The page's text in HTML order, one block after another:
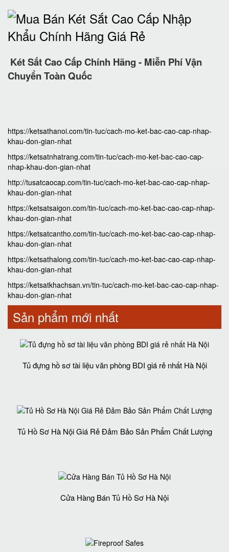
Két Sắt Cao Cấp Chính Hãng - Miễn Phí Vận
Chuyển Toàn Quốc
https://ketsathanoi.com/tin-tuc/cach-mo-ket-bac-cao-cap-nhap-
khau-don-gian-nhat
https://ketsatnhatrang.com/tin-tuc/cach-mo-ket-bac-cao-cap-
nhap-khau-don-gian-nhat
http://tusatcaocap.com/tin-tuc/cach-mo-ket-bac-cao-cap-nhap-
khau-don-gian-nhat
https://ketsatsaigon.com/tin-tuc/cach-mo-ket-bac-cao-cap-nhap-
khau-don-gian-nhat
https://ketsatcantho.com/tin-tuc/cach-mo-ket-bac-cao-cap-nhap-
khau-don-gian-nhat
https://ketsathalong.com/tin-tuc/cach-mo-ket-bac-cao-cap-nhap-
khau-don-gian-nhat
https://ketsatkhachsan.vn/tin-tuc/cach-mo-ket-bac-cao-cap-nhap-
khau-don-gian-nhat
Sản phẩm mới nhất
Tủ đựng hồ sơ tài liệu văn phòng BDI giá rẻ nhất Hà Nội
Tủ Hồ Sơ Hà Nội Giá Rẻ Đảm Bảo Sản Phẩm Chất Lượng‎
Cửa Hàng Bán Tủ Hồ Sơ Hà Nội